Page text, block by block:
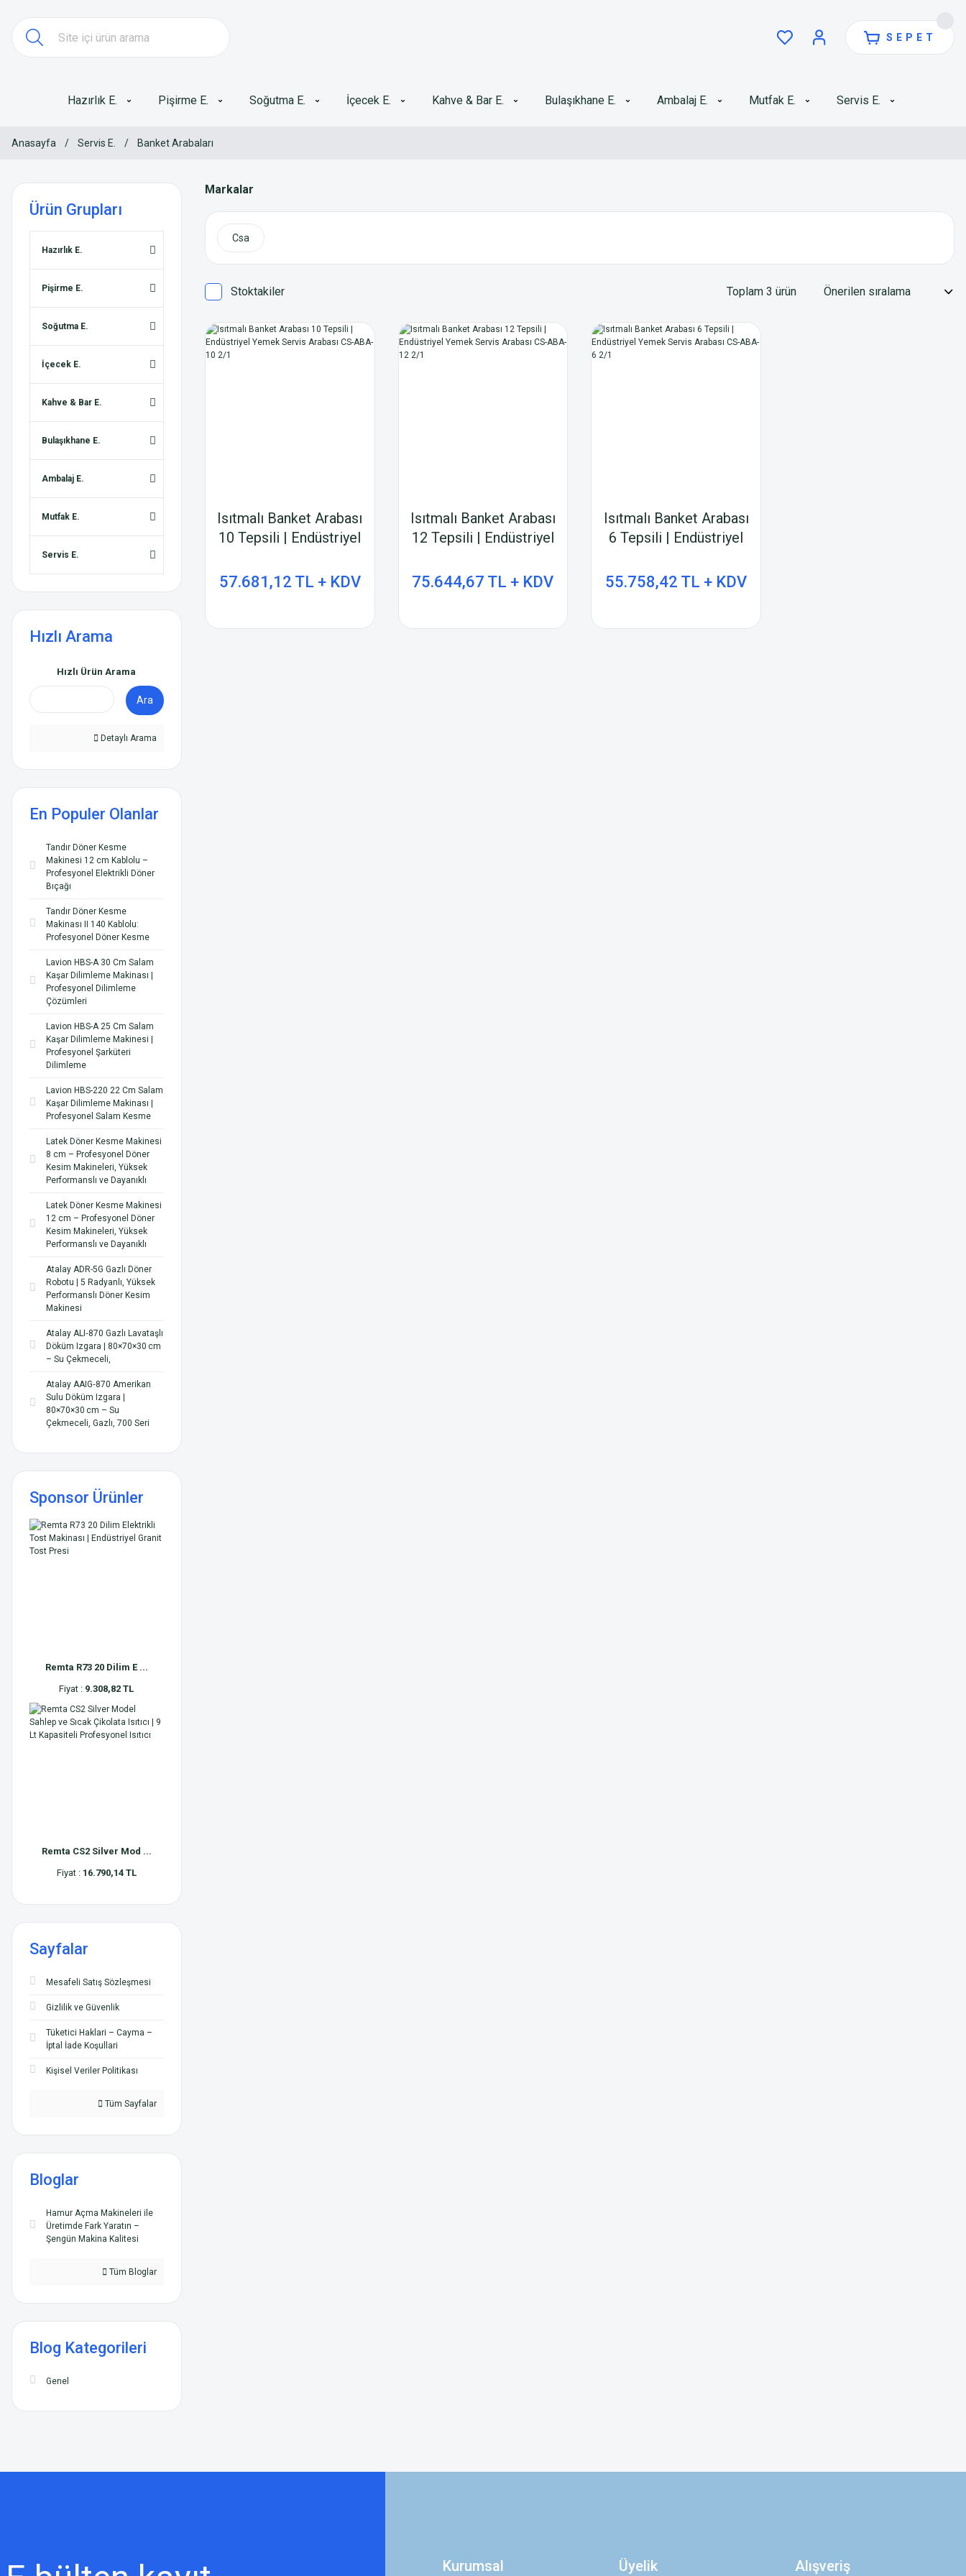
SEPET
Hazırlık E. Pişirme E. Soğutma E. İçecek E. Kahve & Bar E. Bulaşıkhane E. Ambalaj E. Mutfak E. Servis E.
Anasayfa Servis E. Banket Arabaları
Ürün Grupları
Hazırlık E.
Pişirme E.
Soğutma E.
İçecek E.
Kahve & Bar E.
Bulaşıkhane E.
Ambalaj E.
Mutfak E.
Servis E.
Hızlı Arama
Hızlı Ürün Arama
Ara
Detaylı Arama
En Populer Olanlar
Tandır Döner Kesme
Makinesi 12 cm Kablolu –
Profesyonel Elektrikli Döner
Bıçağı
Tandır Döner Kesme
Makinası II 140 Kablolu:
Profesyonel Döner Kesme
Lavion HBS-A 30 Cm Salam
Kaşar Dilimleme Makinası |
Profesyonel Dilimleme
Çözümleri
Lavion HBS-A 25 Cm Salam
Kaşar Dilimleme Makinesi |
Profesyonel Şarküteri
Dilimleme
Lavion HBS-220 22 Cm Salam
Kaşar Dilimleme Makinası |
Profesyonel Salam Kesme
Latek Döner Kesme Makinesi
8 cm – Profesyonel Döner
Kesim Makineleri, Yüksek
Performanslı ve Dayanıklı
Latek Döner Kesme Makinesi
12 cm – Profesyonel Döner
Kesim Makineleri, Yüksek
Performanslı ve Dayanıklı
Atalay ADR-5G Gazlı Döner
Robotu | 5 Radyanlı, Yüksek
Performanslı Döner Kesim
Makinesi
Atalay ALI‑870 Gazlı Lavataşlı
Döküm Izgara | 80×70×30 cm
– Su Çekmeceli,
Atalay AAIG‑870 Amerikan
Sulu Dö küm Izgara |
80×70×30 cm – Su
Çekmeceli, Gazlı, 700 Seri
Sponsor Ürünler
Remta R73 20 Dilim E ...
Fiyat : 9.308,82 TL
Remta CS2 Silver Mod ...
Fiyat : 16.790,14 TL
Sayfalar
Mesafeli Satış Sözleşmesi
Gizlilik ve Güvenlik
Tüketici Haklari – Cayma –
İptal İade Koşullari
Kişisel Veriler Politikası
Tüm Sayfalar
Bloglar
Hamur Açma Makineleri ile
Üretimde Fark Yaratın –
Şengün Makina Kalitesi
Tüm Bloglar
Blog Kategorileri
Genel
Markalar
Csa
Stoktakiler Toplam 3 ürün
Isıtmalı Banket Arabası
10 Tepsili | Endüstriyel
CS-ABA-10 2/1
57.681,12 TL + KDV
Isıtmalı Banket Arabası
12 Tepsili | Endüstriyel
CS-ABA-12 2/1
75.644,67 TL + KDV
Isıtmalı Banket Arabası
6 Tepsili | Endüstriyel
CS-ABA-6 2/1
55.758,42 TL + KDV
Kurumsal Üyelik Alışveriş